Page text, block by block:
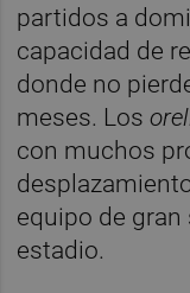
partidos a
capacidad de
donde no
meses. Los
con muchos
equipo de gran
estadio.